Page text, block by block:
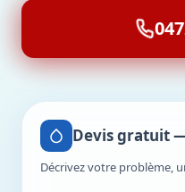
Devis gratuit
Décrivez votre problème,